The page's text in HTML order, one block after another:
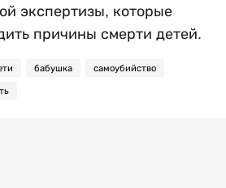
экспертизы, которые
причины смерти детей.
бабушка самоубийство